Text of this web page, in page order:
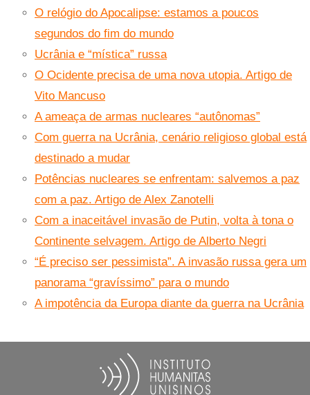
O relógio do Apocalipse: estamos a poucos
segundos do fim do mundo
Ucrânia e “mística” russa
O Ocidente precisa de uma nova utopia. Artigo de
Vito Mancuso
A ameaça de armas nucleares “autônomas”
Com guerra na Ucrânia, cenário religioso global está
destinado a mudar
Potências nucleares se enfrentam: salvemos a paz
com a paz. Artigo de Alex Zanotelli
Com a inaceitável invasão de Putin, volta à tona o
Continente selvagem. Artigo de Alberto Negri
“É preciso ser pessimista”. A invasão russa gera um
panorama “gravíssimo” para o mundo
A impotência da Europa diante da guerra na Ucrânia